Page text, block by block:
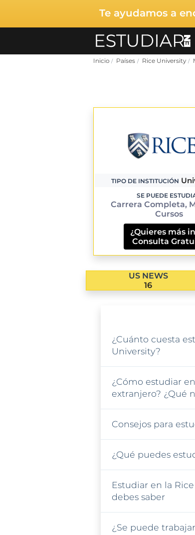
Te ayudamos a
Inicio Países Rice University
TIPO DE INSTITUCIÓN
SE PUEDE
Carrera Completa,
Cursos
¿Quieres más
Consulta
US NEWS
16
¿Cuánto cuesta
University?
¿Cómo estudiar
extranjero? ¿Qué
Consejos para
¿Qué puedes
Estudiar en la
debes saber
¿Se puede